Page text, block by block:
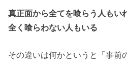
真正面から全てを喰らう人もい
全く喰らわない人もいる
その違いは何かというと「事前